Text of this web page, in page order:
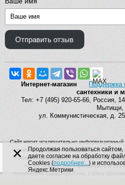
Отправить отзыв
Поддержка
Интернет-магазин
сантехники и
Тел: +7 (495) 920-65-66, Россия,
Мытищи,
ул. Коммунистическая, д.
Сайт носит исключительно информационный
не является публичной офертой,
Гражданского кодекса Российской
наших операторов. Производитель
технические характеристики, страну
×
Продолжая пользоваться
даете согласие на обработку
Cookies (подробнее...) и
Яндекс.Метрики